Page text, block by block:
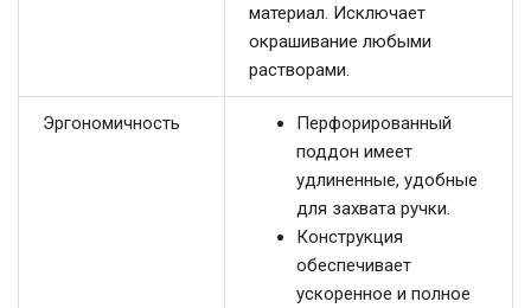
материал. Исключает
окрашивание любыми
растворами.
Эргономичность
Перфорированный
поддон имеет
удлиненные, удобные
для захвата ручки.
Конструкция
обеспечивает
ускоренное и полное